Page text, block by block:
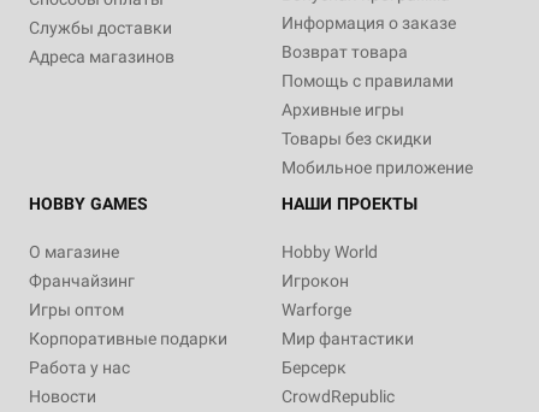
Службы доставки
Адреса магазинов
Информация о заказе
Возврат товара
Помощь с правилами
Архивные игры
Товары без скидки
Мобильное приложение
HOBBY GAMES
О магазине
Франчайзинг
Игры оптом
Корпоративные подарки
Работа у нас
Новости
НАШИ ПРОЕКТЫ
Hobby World
Игрокон
Warforge
Мир фантастики
Берсерк
CrowdRepublic